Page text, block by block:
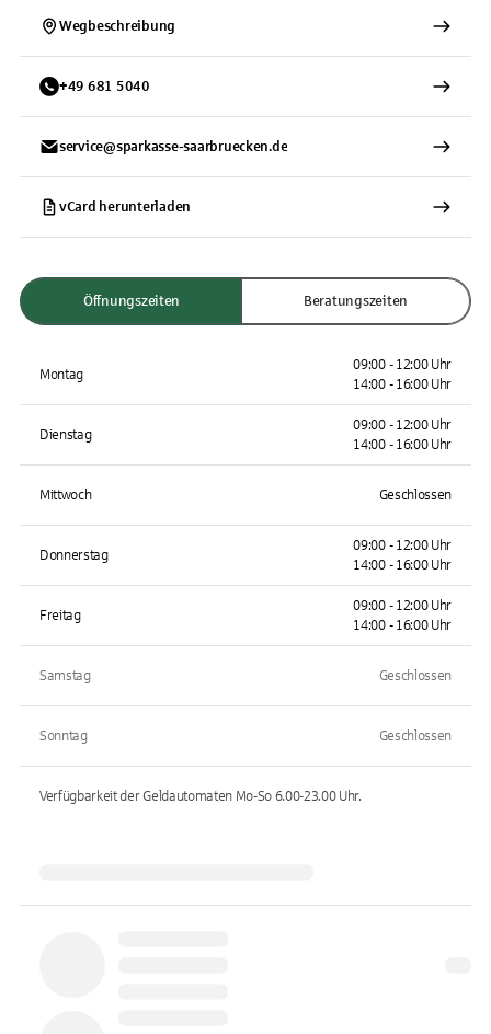
Wegbeschreibung
+49 681 5040
service@sparkasse-saarbruecken.de
vCard herunterladen
Öffnungszeiten Beratungszeiten
Montag
09:00 - 12:00 Uhr
14:00 - 16:00 Uhr
Dienstag
09:00 - 12:00 Uhr
14:00 - 16:00 Uhr
Mittwoch Geschlossen
Donnerstag
09:00 - 12:00 Uhr
14:00 - 16:00 Uhr
Freitag
09:00 - 12:00 Uhr
14:00 - 16:00 Uhr
Samstag Geschlossen
Sonntag Geschlossen
Verfügbarkeit der Geldautomaten Mo-So 6.00-23.00Uhr.